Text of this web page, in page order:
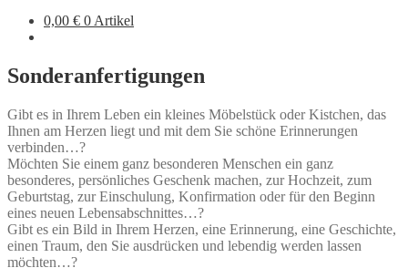
0,00 € 0 Artikel
Sonderanfertigungen
Gibt es in Ihrem Leben ein kleines Möbelstück oder Kistchen, das
Ihnen am Herzen liegt und mit dem Sie schöne Erinnerungen
verbinden…?
Möchten Sie einem ganz besonderen Menschen ein ganz
besonderes, persönliches Geschenk machen, zur Hochzeit, zum
Geburtstag, zur Einschulung, Konfirmation oder für den Beginn
eines neuen Lebensabschnittes…?
Gibt es ein Bild in Ihrem Herzen, eine Erinnerung, eine Geschichte,
einen Traum, den Sie ausdrücken und lebendig werden lassen
möchten…?